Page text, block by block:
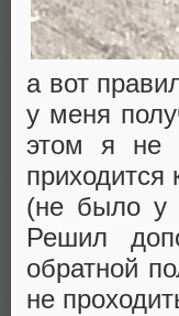
а вот
у меня
этом я не
(не было у
Решил
обратной
не